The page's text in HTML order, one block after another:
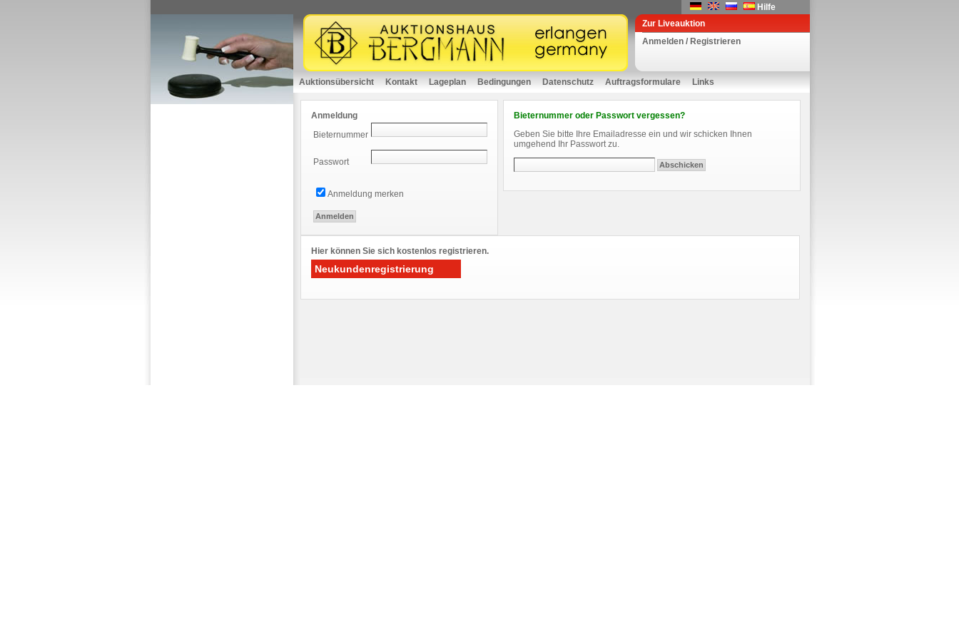
Hilfe
Zur Liveauktion
Anmelden / Registrieren
Auktionsübersicht Kontakt Lageplan Bedingungen Datenschutz Auftragsformulare Links
Anmeldung
Bieternummer
Passwort
Anmeldung merken
Bieternummer oder Passwort vergessen?
Geben Sie bitte Ihre Emailadresse ein und wir schicken Ihnen
umgehend Ihr Passwort zu.
Hier können Sie sich kostenlos registrieren.
Neukundenregistrierung